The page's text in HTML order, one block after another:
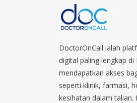
DoctorOnCall ialah
digital paling lengkap
mendapatkan akses
seperti klinik, farmasi,
kesihatan dalam talian.